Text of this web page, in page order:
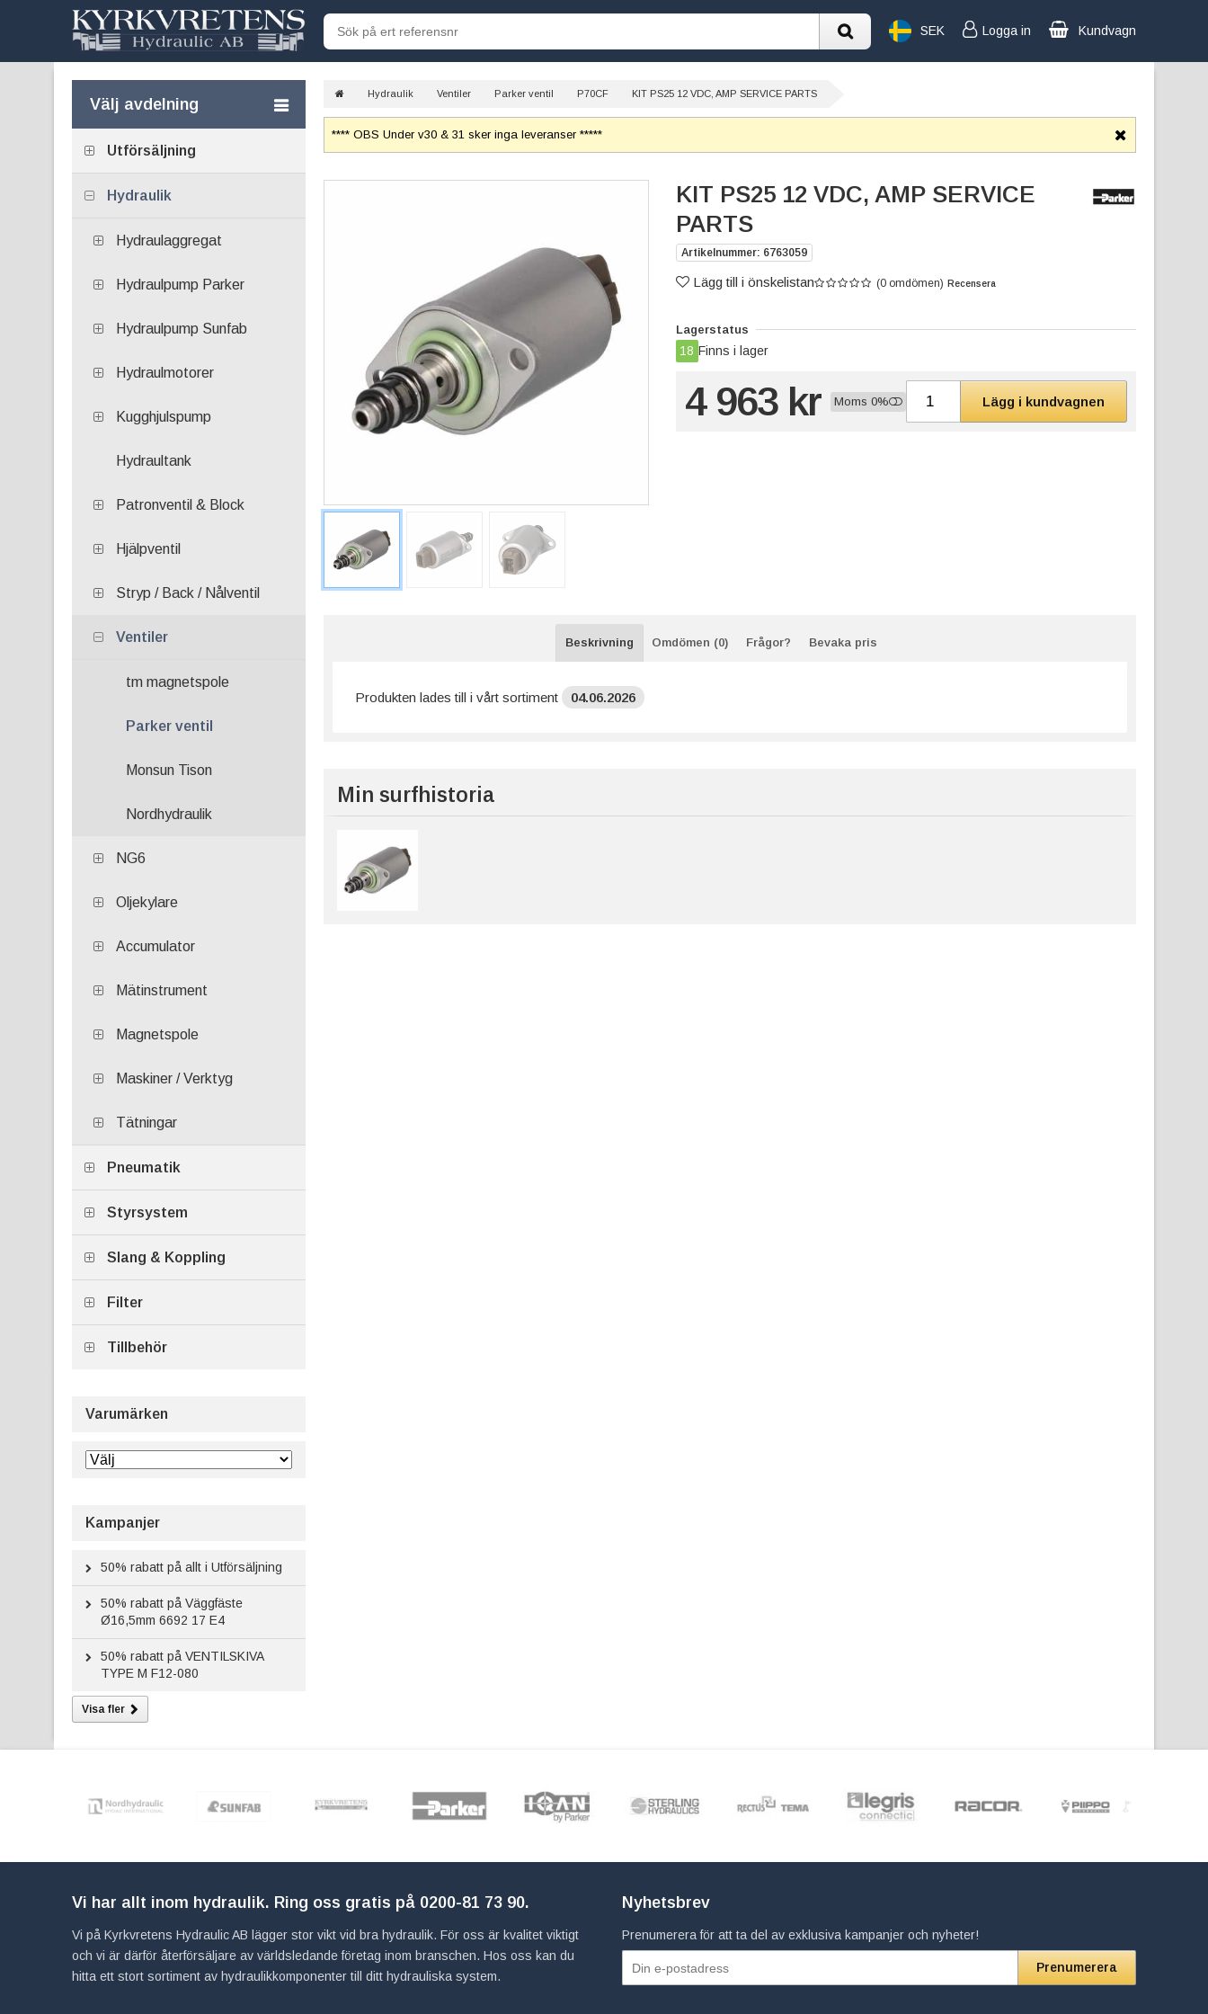
Logga in Kundvagn
SEK
Välj avdelning
Utförsäljning
Hydraulik
Hydraulaggregat
Hydraulpump Parker
Hydraulpump Sunfab
Hydraulmotorer
Kugghjulspump
Hydraultank
Patronventil & Block
Hjälpventil
Stryp / Back / Nålventil
Ventiler
tm magnetspole
Parker ventil
Monsun Tison
Nordhydraulik
NG6
Oljekylare
Accumulator
Mätinstrument
Magnetspole
Maskiner / Verktyg
Tätningar
Pneumatik
Styrsystem
Slang & Koppling
Filter
Tillbehör
Varumärken
Kampanjer
50% rabatt på allt i Utförsäljning
50% rabatt på Väggfäste
Ø16,5mm 6692 17 E4
50% rabatt på VENTILSKIVA
TYPE M F12-080
Visa fler
Hydraulik Ventiler Parker ventil P70CF KIT PS25 12 VDC, AMP SERVICE PARTS
**** OBS Under v30 & 31 sker inga leveranser *****
KIT PS25 12 VDC, AMP SERVICE
PARTS
Artikelnummer: 6763059
Lägg till i önskelistan (0 omdömen) Recensera
Lagerstatus
18 Finns i lager
4 963 kr Moms 0% Lägg i kundvagnen
Beskrivning Omdömen (0) Frågor? Bevaka pris
Produkten lades till i vårt sortiment 04.06.2026
Min surfhistoria
Vi har allt inom hydraulik. Ring oss gratis på 0200-81 73 90.
Vi på Kyrkvretens Hydraulic AB lägger stor vikt vid bra hydraulik. För oss är kvalitet viktigt
och vi är därför återförsäljare av världsledande företag inom branschen. Hos oss kan du
hitta ett stort sortiment av hydraulikkomponenter till ditt hydrauliska system.
Nyhetsbrev
Prenumerera för att ta del av exklusiva kampanjer och nyheter!
Prenumerera